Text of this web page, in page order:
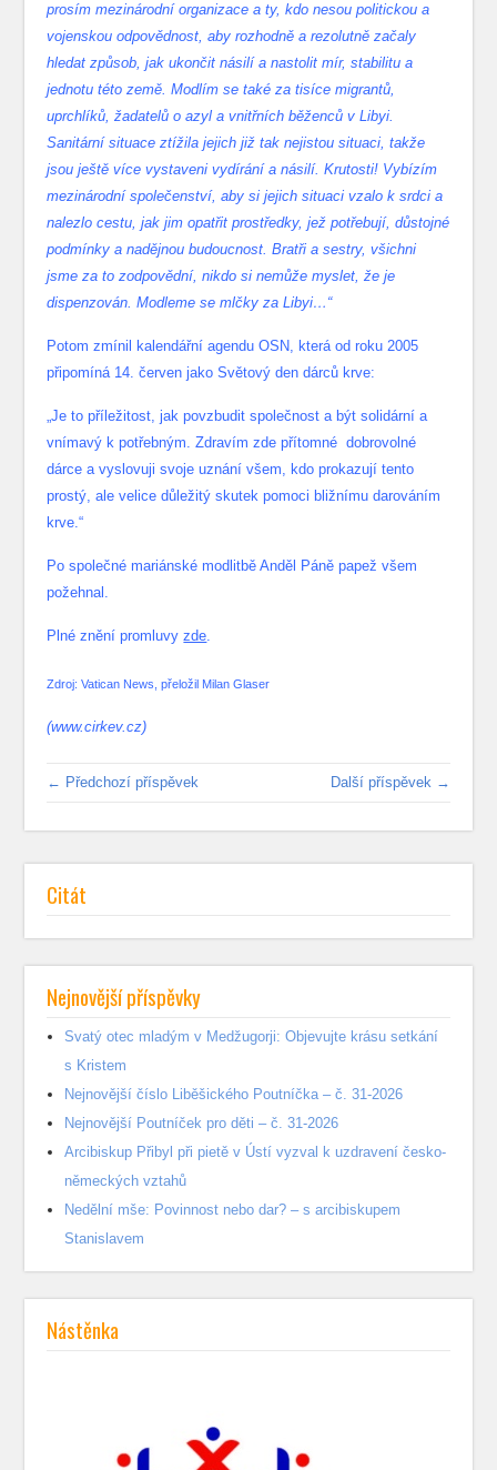
prosím mezinárodní organizace a ty, kdo nesou politickou a
vojenskou odpovědnost, aby rozhodně a rezolutně začaly
hledat způsob, jak ukončit násilí a nastolit mír, stabilitu a
jednotu této země. Modlím se také za tisíce migrantů,
uprchlíků, žadatelů o azyl a vnitřních běženců v Libyi.
Sanitární situace ztížila jejich již tak nejistou situaci, takže
jsou ještě více vystaveni vydírání a násilí. Krutosti! Vybízím
mezinárodní společenství, aby si jejich situaci vzalo k srdci a
nalezlo cestu, jak jim opatřit prostředky, jež potřebují, důstojné
podmínky a nadějnou budoucnost. Bratři a sestry, všichni
jsme za to zodpovědní, nikdo si nemůže myslet, že je
dispenzován. Modleme se mlčky za Libyi…“
Potom zmínil kalendářní agendu OSN, která od roku 2005
připomíná 14. červen jako Světový den dárců krve:
„Je to příležitost, jak povzbudit společnost a být solidární a
vnímavý k potřebným. Zdravím zde přítomné dobrovolné
dárce a vyslovuji svoje uznání všem, kdo prokazují tento
prostý, ale velice důležitý skutek pomoci bližnímu darováním
krve.“
Po společné mariánské modlitbě Anděl Páně papež všem
požehnal.
Plné znění promluvyzde.
Zdroj: Vatican News, přeložil Milan Glaser
(www.cirkev.cz)
← Předchozí příspěvek Další příspěvek →
Citát
Nejnovější příspěvky
Svatý otec mladým v Medžugorji: Objevujte krásu setkání
s Kristem
Nejnovější číslo Liběšického Poutníčka – č. 31-2026
Nejnovější Poutníček pro děti – č. 31-2026
Arcibiskup Přibyl při pietě v Ústí vyzval k uzdravení česko-
německých vztahů
Nedělní mše: Povinnost nebo dar? – s arcibiskupem
Stanislavem
Nástěnka